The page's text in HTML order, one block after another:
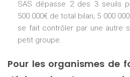
SAS dépasse 2 des 3 seuils
500 000€ de total bilan; 5 000
se fait contrôler par une autre
petit groupe.
Pour les organismes de